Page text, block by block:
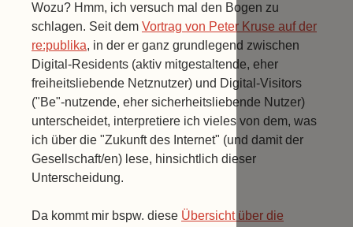
Wozu? Hmm, ich versuch mal den Bogen zu
schlagen. Seit dem Vortrag von Peter Kruse auf der
re:publika, in der er ganz grundlegend zwischen
Digital-Residents (aktiv mitgestaltende, eher
freiheitsliebende Netznutzer) und Digital-Visitors
("Be"-nutzende, eher sicherheitsliebende Nutzer)
unterscheidet, interpretiere ich vieles von dem, was
ich über die "Zukunft des Internet" (und damit der
Gesellschaft/en) lese, hinsichtlich dieser
Unterscheidung.
Da kommt mir bspw. diese Übersicht über die